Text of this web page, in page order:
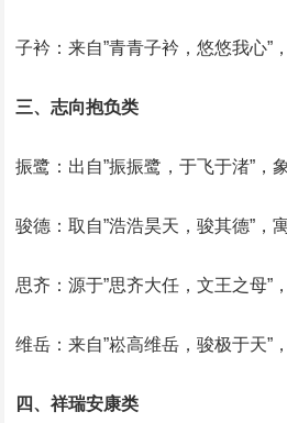
子衿：来自”青青子衿，悠悠我心”
三、志向抱负类
振鹭：出自”振振鹭，于飞于渚”，
骏德：取自”浩浩昊天，骏其德”，
思齐：源于”思齐大任，文王之母”
维岳：来自”崧高维岳，骏极于天”
四、祥瑞安康类